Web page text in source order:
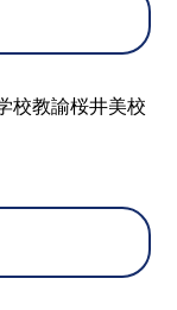
校教諭桜井美校